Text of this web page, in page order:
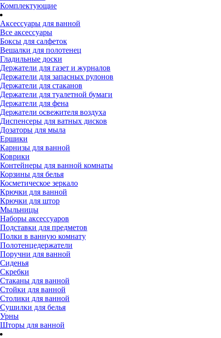
Комплектующие
Аксессуары для ванной
Все аксессуары
Боксы для салфеток
Вешалки для полотенец
Гладильные доски
Держатели для газет и журналов
Держатели для запасных рулонов
Держатели для стаканов
Держатели для туалетной бумаги
Держатели для фена
Держатели освежителя воздуха
Диспенсеры для ватных дисков
Дозаторы для мыла
Ершики
Карнизы для ванной
Коврики
Контейнеры для ванной комнаты
Корзины для белья
Косметическое зеркало
Крючки для ванной
Крючки для штор
Мыльницы
Наборы аксессуаров
Подставки для предметов
Полки в ванную комнату
Полотенцедержатели
Поручни для ванной
Сиденья
Скребки
Стаканы для ванной
Стойки для ванной
Столики для ванной
Сушилки для белья
Урны
Шторы для ванной